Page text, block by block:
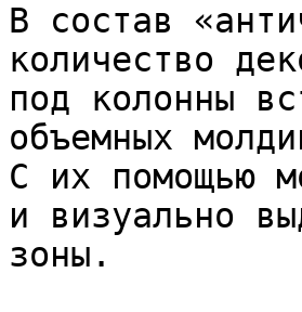
В состав
количество
под колонны
объемных
С их помощью
и визуально
зоны.